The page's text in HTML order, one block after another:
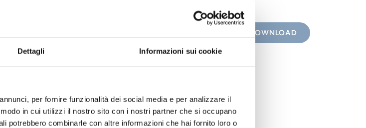
Dettagli Informazioni sui cookie
per fornire funzionalità dei social media e per analizzare il
in cui utilizzi il nostro sito con i nostri partner che si occupano
potrebbero combinarle con altre informazioni che hai fornito loro o
DOWNLOAD